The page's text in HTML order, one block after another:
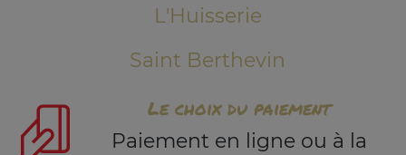
L'Huisserie
Saint Berthevin
Le choix du paiement
Paiement en ligne ou à la